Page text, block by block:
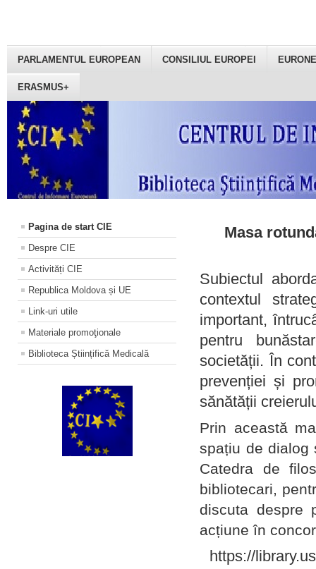
PARLAMENTUL EUROPEAN CONSILIUL EUROPEI
ERASMUS+
Pagina de start CIE
Despre CIE
Activități CIE
Republica Moldova și UE
Link-uri utile
Materiale promoţionale
Biblioteca Științifică Medicală
Masa
Subiectul
contextul
important,
pentru
societății. În
prevenției și
sănătății
Prin această
spațiu de dialog
Catedra de
bibliotecari,
discuta despre
acțiune în
https://